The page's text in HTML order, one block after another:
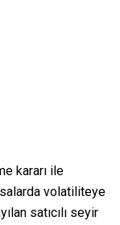
kararı ile
volatiliteye
satıcılı seyir